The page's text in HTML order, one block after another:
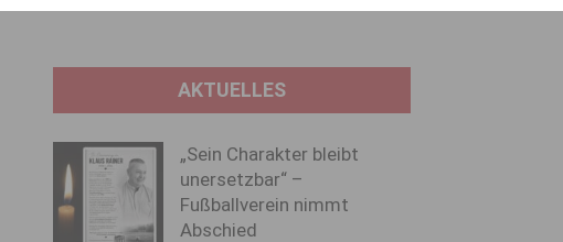
AKTUELLES
„Sein Charakter bleibt
unersetzbar“ –
Fußballverein nimmt
Abschied